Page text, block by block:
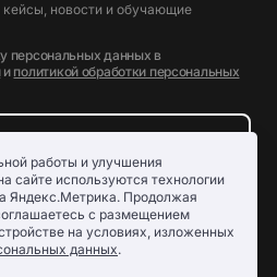
новости и обучающие
персональных данных в
и политикой обработки персональных
ПРАВА ПРИНАДЛЕЖАТ АО
файлов cookie
работы и улучшения
сайте используются технологии
Яндекс.Метрика. Продолжая
с размещением
на условиях, изложенных
данных.